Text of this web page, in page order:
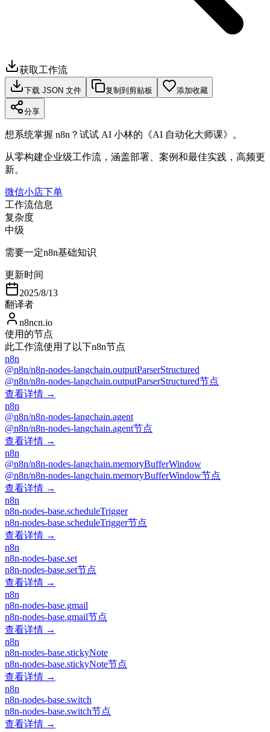
获取工作流
下载 JSON 文件 复制到剪贴板 添加收藏
分享
想系统掌握 n8n？试试 AI 小林的《AI 自动化大师课》。
从零构建企业级工作流，涵盖部署、案例和最佳实践，高频更
新。
微信小店下单
工作流信息
复杂度
中级
需要一定n8n基础知识
更新时间
2025/8/13
翻译者
n8ncn.io
使用的节点
此工作流使用了以下n8n节点
n8n
@n8n/n8n-nodes-langchain.outputParserStructured
@n8n/n8n-nodes-langchain.outputParserStructured节点
查看详情 →
n8n
@n8n/n8n-nodes-langchain.agent
@n8n/n8n-nodes-langchain.agent节点
查看详情 →
n8n
@n8n/n8n-nodes-langchain.memoryBufferWindow
@n8n/n8n-nodes-langchain.memoryBufferWindow节点
查看详情 →
n8n
n8n-nodes-base.scheduleTrigger
n8n-nodes-base.scheduleTrigger节点
查看详情 →
n8n
n8n-nodes-base.set
n8n-nodes-base.set节点
查看详情 →
n8n
n8n-nodes-base.gmail
n8n-nodes-base.gmail节点
查看详情 →
n8n
n8n-nodes-base.stickyNote
n8n-nodes-base.stickyNote节点
查看详情 →
n8n
n8n-nodes-base.switch
n8n-nodes-base.switch节点
查看详情 →